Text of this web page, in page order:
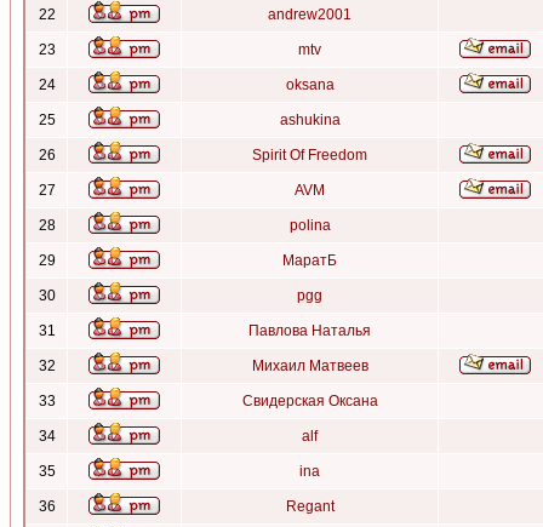
22 andrew2001
23 mtv
24 oksana
25 ashukina
26 Spirit Of Freedom
27 AVM
28 polina
29 МаратБ
30 pgg
31 Павлова Наталья
32 Михаил Матвеев
33 Свидерская Оксана
34 alf
35 ina
36 Regant